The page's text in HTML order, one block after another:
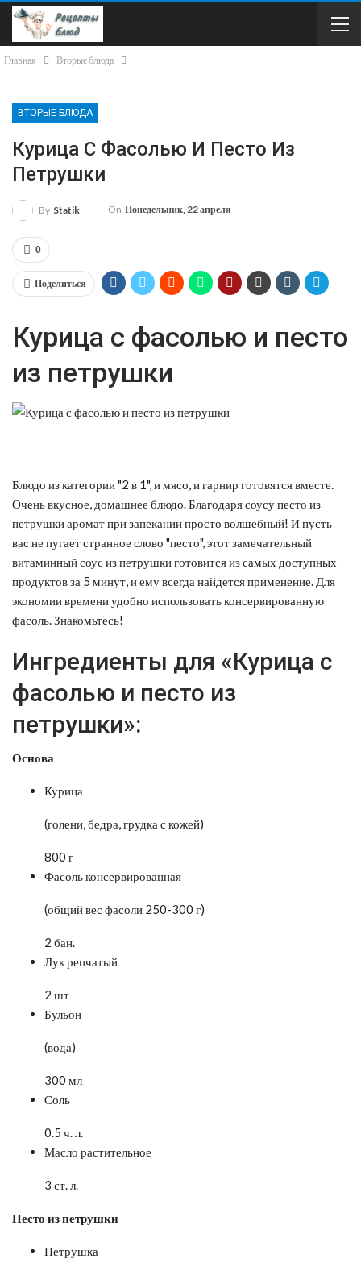
Главная Вторые блюда
ВТОРЫЕ БЛЮДА
Курица С Фасолью И Песто Из
Петрушки
By Statik On Понедельник, 22 апреля
0
Поделиться
Курица с фасолью и песто
из петрушки
Блюдо из категории "2 в 1", и мясо, и гарнир готовятся вместе.
Очень вкусное, домашнее блюдо.Благодаря соусу песто из
петрушки аромат при запекании просто волшебный! И пусть
вас не пугает странное слово "песто", этот замечательный
витаминный соус из петрушки готовится из самых доступных
продуктов за 5 минут, и ему всегда найдется применение. Для
экономии времени удобно использовать консервированную
фасоль. Знакомьтесь!
Ингредиенты для «Курица с
фасолью и песто из
петрушки»:
Основа
Курица
(голени, бедра, грудка с кожей)
800 г
Фасоль консервированная
(общий вес фасоли 250-300 г)
2 бан.
Лук репчатый
2 шт
Бульон
(вода)
300 мл
Соль
0.5 ч. л.
Масло растительное
3 ст. л.
Песто из петрушки
Петрушка